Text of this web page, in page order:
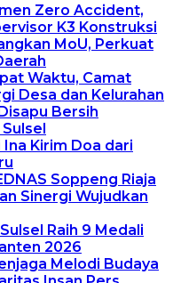
Zero Accident,
K3 Konstruksi
MoU, Perkuat
Waktu, Camat
Desa dan Kelurahan
Bersih
Kirim Doa dari
Soppeng Riaja
Sinergi Wujudkan
Raih 9 Medali
2026
Melodi Budaya